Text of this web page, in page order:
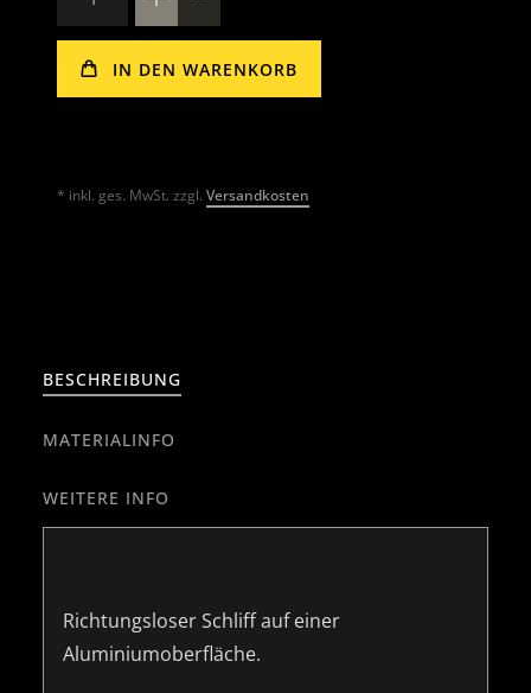
IN DEN WARENKORB
* inkl. ges. MwSt. zzgl. Versandkosten
BESCHREIBUNG
MATERIALINFO
WEITERE INFO
Richtungsloser Schliff auf einer
Aluminiumoberfläche.